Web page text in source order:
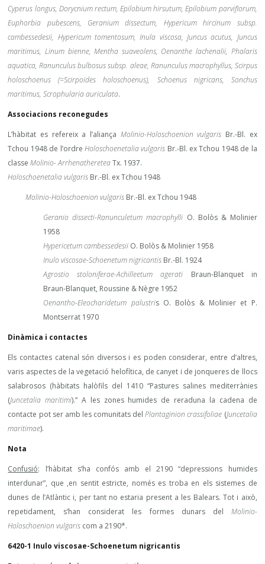
Cyperus longus, Dorycnium rectum, Epilobium hirsutum, Epilobium parviflorum,
Euphorbia pubescens, Geranium dissectum, Hypericum hircinum subsp.
cambessedesii, Hypericum tomentosum, Inula viscosa, Juncus acutus, Juncus
maritimus, Linum bienne, Mentha suaveolens, Oenanthe lachenalii, Phalaris
aquatica, Ranunculus bulbosus subsp. aleae, Ranunculus macrophyllus, Scirpus
holoschoenus (=Scirpoides holoschoenus), Schoenus nigricans, Sonchus
maritimus, Scrophularia auriculata.
Associacions reconegudes
L’hàbitat es refereix a l’aliança Molinio-Holoschoenion vulgaris Br.-Bl. ex
Tchou 1948 de l’ordre Holoschoenetalia vulgaris Br.-Bl. ex Tchou 1948 de la
classeMolinio- ArrhenathereteaTx. 1937.
Holoschoenetalia vulgaris Br.-Bl. ex Tchou 1948
Molinio-Holoschoenion vulgaris Br.-Bl. ex Tchou 1948
Geranio dissecti-Ranunculetum macrophylli O. Bolòs & Molinier
1958
Hypericetum cambessedesii O. Bolòs & Molinier 1958
Inulo viscosae-Schoenetum nigricantis Br.-Bl. 1924
Agrostio stoloniferae-Achilleetum agerati Braun-Blanquet in
Braun-Blanquet, Roussine & Nègre 1952
Oenantho-Eleocharidetum palustris O. Bolòs & Molinier et P.
Montserrat 1970
Dinàmica i contactes
Els contactes catenal són diversos i es poden considerar, entre d’altres,
varis aspectes de la vegetació helofítica, de canyet i de jonqueres de llocs
salabrosos (hàbitats halòfils del 1410 “Pastures salines mediterrànies
(Juncetalia maritimi).” A les zones humides de reraduna la cadena de
contacte pot ser amb les comunitats delPlantaginion crassifoliae (Juncetalia
maritimae).
Nota
Confusió: l’hàbitat s’ha confós amb el 2190 “depressions humides
interdunar”, que ,en sentit estricte, només es troba en els sistemes de
dunes de l’Atlàntic i, per tant no estaria present a les Balears. Tot i això,
repetidament, s’han considerat les formes dunars del Molinio-
Holoschoenion vulgaris com a 2190*.
6420-1 Inulo viscosae-Schoenetum nigricantis